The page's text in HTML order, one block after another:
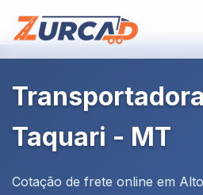
Taquari - MT
Cotação de frete online em